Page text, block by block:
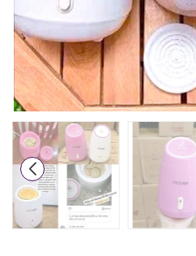
Mã giảm giá:
Ngày hết hạn:
Điều kiện: